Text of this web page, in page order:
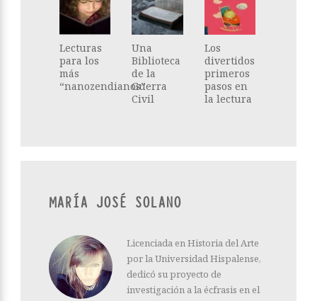
Lecturas
para los
más
“nanozendianos”
Una
Biblioteca
de la
Guerra
Civil
Los
divertidos
primeros
pasos en
la lectura
MARÍA JOSÉ SOLANO
Licenciada en Historia del Arte
por la Universidad Hispalense,
dedicó su proyecto de
investigación a la écfrasis en el